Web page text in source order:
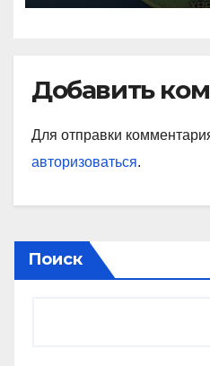
Добавить
Для отправки
авторизоваться.
Поиск